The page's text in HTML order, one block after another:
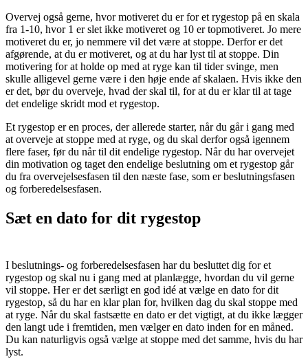
Overvej også gerne, hvor motiveret du er for et rygestop på en skala
fra 1-10, hvor 1 er slet ikke motiveret og 10 er topmotiveret. Jo mere
motiveret du er, jo nemmere vil det være at stoppe. Derfor er det
afgørende, at du er motiveret, og at du har lyst til at stoppe. Din
motivering for at holde op med at ryge kan til tider svinge, men
skulle alligevel gerne være i den høje ende af skalaen. Hvis ikke den
er det, bør du overveje, hvad der skal til, for at du er klar til at tage
det endelige skridt mod et rygestop.
Et rygestop er en proces, der allerede starter, når du går i gang med
at overveje at stoppe med at ryge, og du skal derfor også igennem
flere faser, før du når til dit endelige rygestop. Når du har overvejet
din motivation og taget den endelige beslutning om et rygestop går
du fra overvejelsesfasen til den næste fase, som er beslutningsfasen
og forberedelsesfasen.
Sæt en dato for dit rygestop
I beslutnings- og forberedelsesfasen har du besluttet dig for et
rygestop og skal nu i gang med at planlægge, hvordan du vil gerne
vil stoppe. Her er det særligt en god idé at vælge en dato for dit
rygestop, så du har en klar plan for, hvilken dag du skal stoppe med
at ryge. Når du skal fastsætte en dato er det vigtigt, at du ikke lægger
den langt ude i fremtiden, men vælger en dato inden for en måned.
Du kan naturligvis også vælge at stoppe med det samme, hvis du har
lyst.